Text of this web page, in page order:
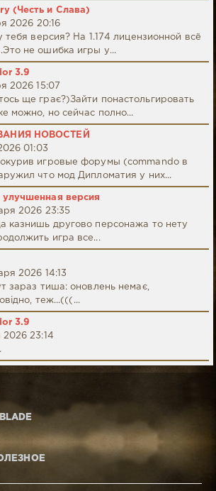
(Честь и Слава)
2026 20:16
тебя версия? На 1.174 лицензионной всё
не ошибка игры у...
3.9
2026 15:07
ще грає?)Зайти понастольгировать
можно, но сейчас полно...
НОВОСТЕЙ
01:03
игровые форумы (commando в
что мод Дипломатия у них...
улучшенная версия
2026 23:35
казнишь другово персонажа то нету
игра все...
2026 14:13
зараз тиша: оновлень немає,
теж...(((...
3.9
2026 23:14